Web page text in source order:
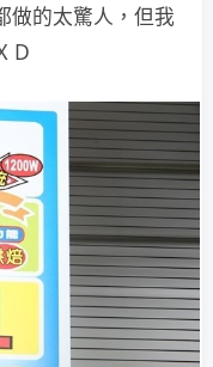
做的太驚人，但我
Ｄ